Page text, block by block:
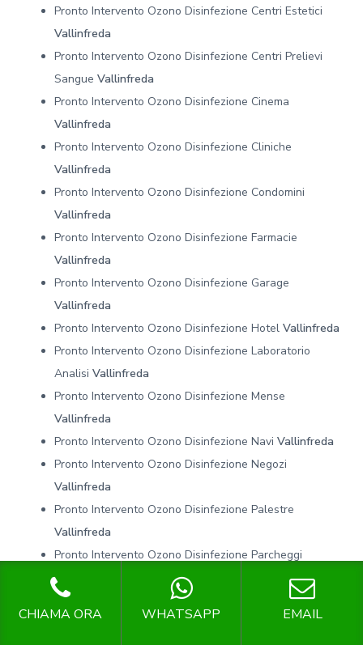
Pronto Intervento Ozono Disinfezione Centri Estetici
Vallinfreda
Pronto Intervento Ozono Disinfezione Centri Prelievi
Sangue Vallinfreda
Pronto Intervento Ozono Disinfezione Cinema
Vallinfreda
Pronto Intervento Ozono Disinfezione Cliniche
Vallinfreda
Pronto Intervento Ozono Disinfezione Condomini
Vallinfreda
Pronto Intervento Ozono Disinfezione Farmacie
Vallinfreda
Pronto Intervento Ozono Disinfezione Garage
Vallinfreda
Pronto Intervento Ozono Disinfezione Hotel Vallinfreda
Pronto Intervento Ozono Disinfezione Laboratorio
Analisi Vallinfreda
Pronto Intervento Ozono Disinfezione Mense
Vallinfreda
Pronto Intervento Ozono Disinfezione Navi Vallinfreda
Pronto Intervento Ozono Disinfezione Negozi
Vallinfreda
Pronto Intervento Ozono Disinfezione Palestre
Vallinfreda
Pronto Intervento Ozono Disinfezione Parcheggi
Vallinfreda
Pronto Intervento Ozono Disinfezione Pizzerie
Vallinfreda
CHIAMA ORA WHATSAPP EMAIL